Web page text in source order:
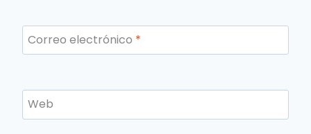
Correo electrónico *
Web